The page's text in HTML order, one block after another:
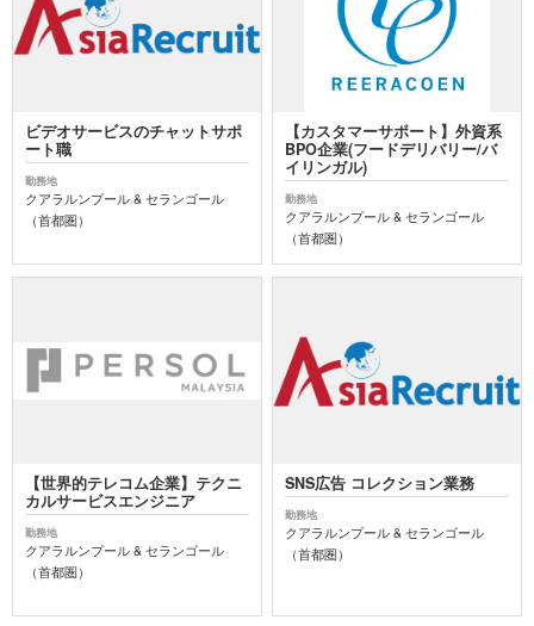
ビデオサービスのチャットサポ
ート職
勤務地
クアラルンプール & セランゴール
（首都圏）
【カスタマーサポート】外資系
BPO企業(フードデリバリー/バ
イリンガル)
勤務地
クアラルンプール & セランゴール
（首都圏）
【世界的テレコム企業】テクニ
カルサービスエンジニア
勤務地
クアラルンプール & セランゴール
（首都圏）
SNS広告 コレクション業務
勤務地
クアラルンプール & セランゴール
（首都圏）